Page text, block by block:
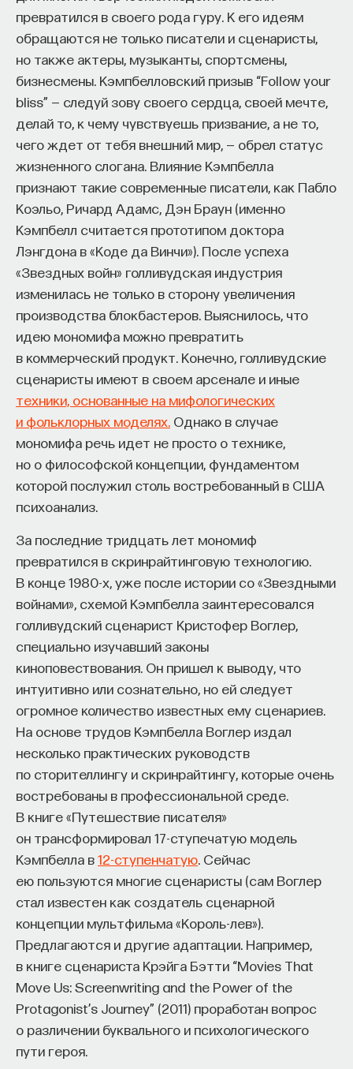
превратился в своего рода гуру. К его идеям
обращаются не только писатели и сценаристы,
но также актеры, музыканты, спортсмены,
бизнесмены. Кэмпбелловский призыв “Follow your
bliss” — следуй зову своего сердца, своей мечте,
делай то, к чему чувствуешь призвание, а не то,
чего ждет от тебя внешний мир, — обрел статус
жизненного слогана. Влияние Кэмпбелла
признают такие современные писатели, как Пабло
Коэльо, Ричард Адамс, Дэн Браун (именно
Кэмпбелл считается прототипом доктора
Лэнгдона в «Коде да Винчи»). После успеха
«Звездных войн» голливудская индустрия
изменилась не только в сторону увеличения
производства блокбастеров. Выяснилось, что
идею мономифа можно превратить
в коммерческий продукт. Конечно, голливудские
сценаристы имеют в своем арсенале и иные
техники, основанные на мифологических
и фольклорных моделях. Однако в случае
мономифа речь идет не просто о технике,
но о философской концепции, фундаментом
которой послужил столь востребованный в США
психоанализ.
За последние тридцать лет мономиф
превратился в скринрайтинговую технологию.
В конце 1980-х, уже после истории со «Звездными
войнами», схемой Кэмпбелла заинтересовался
голливудский сценарист Кристофер Воглер,
специально изучавший законы
киноповествования. Он пришел к выводу, что
интуитивно или сознательно, но ей следует
огромное количество известных ему сценариев.
На основе трудов Кэмпбелла Воглер издал
несколько практических руководств
по сторителлингу и скринрайтингу, которые очень
востребованы в профессиональной среде.
В книге «Путешествие писателя»
он трансформировал 17-ступечатую модель
Кэмпбелла в12-ступенчатую . Сейчас
ею пользуются многие сценаристы (сам Воглер
стал известен как создатель сценарной
концепции мультфильма «Король-лев»).
Предлагаются и другие адаптации. Например,
в книге сценариста Крэйга Бэтти “Movies That
Move Us: Screenwriting and the Power of the
Protagonist’s Journey” (2011) проработан вопрос
о различении буквального и психологического
пути героя.